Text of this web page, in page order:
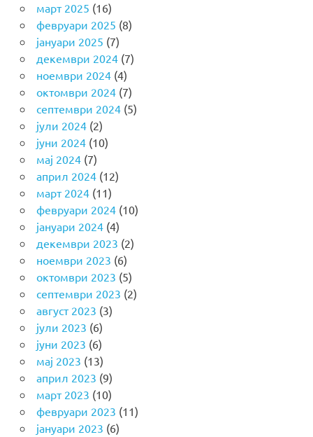
март 2025 (16)
февруари 2025 (8)
јануари 2025 (7)
декември 2024(7)
ноември 2024(4)
октомври 2024(7)
септември 2024(5)
јули 2024(2)
јуни 2024(10)
мај 2024(7)
април 2024(12)
март 2024(11)
февруари 2024(10)
јануари 2024(4)
декември 2023 (2)
ноември 2023 (6)
октомври 2023 (5)
септември 2023 (2)
август 2023 (3)
јули 2023 (6)
јуни 2023 (6)
мај 2023 (13)
април 2023 (9)
март 2023 (10)
февруари 2023 (11)
јануари 2023 (6)